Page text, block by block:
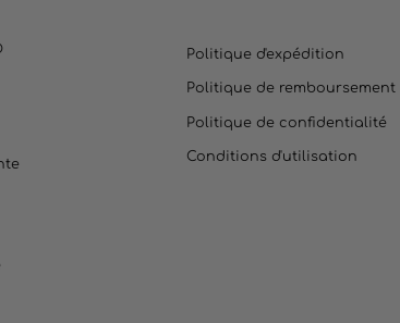
Politique d'expédition
Politique de remboursement
Politique de confidentialité
Conditions d'utilisation